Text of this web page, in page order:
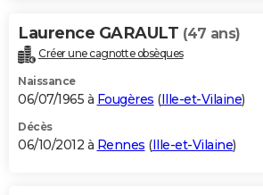
Laurence GARAULT (47 ans)
Créer une cagnotte obsèques
Naissance
06/07/1965 à Fougères (Ille-et-Vilaine)
Décès
06/10/2012 à Rennes (Ille-et-Vilaine)